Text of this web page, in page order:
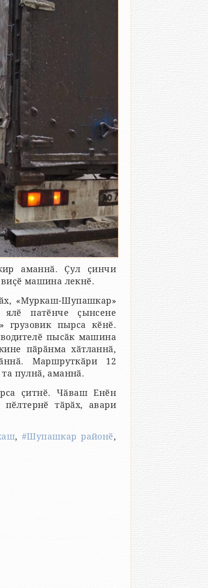
аманнӑ. Ҫул ҫинчи
машина лекнӗ.
«Муркаш-Шупашкар»
патӗнче ҫынсене
грузовик пырса кӗнӗ.
пысӑк машина
пӑрӑнма хӑтланнӑ,
Маршруткӑри 12
пулнӑ, аманнӑ.
ҫитнӗ. Чӑваш Енӗн
тӑрӑх, авари
, #Шупашкар районӗ,